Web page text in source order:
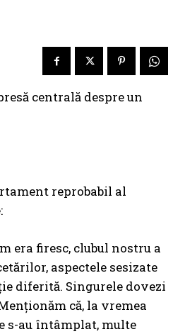
centrală despre un
reprobabil al
era firesc, clubul nostru a
aspectele sesizate
diferită. Singurele dovezi
că, la vremea
s-au întâmplat, multe